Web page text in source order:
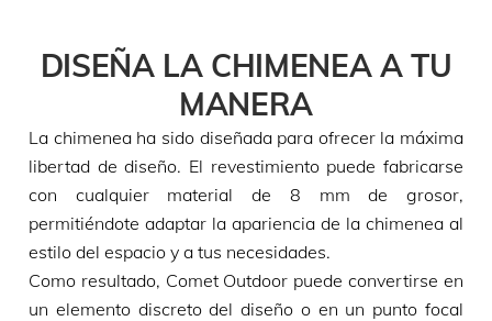
DISEÑA LA CHIMENEA A TU
MANERA
La chimenea ha sido diseñada para ofrecer la máxima
libertad de diseño. El revestimiento puede fabricarse
con cualquier material de 8 mm de grosor,
permitiéndote adaptar la apariencia de la chimenea al
estilo del espacio y a tus necesidades.
Como resultado, Comet Outdoor puede convertirse en
un elemento discreto del diseño o en un punto focal